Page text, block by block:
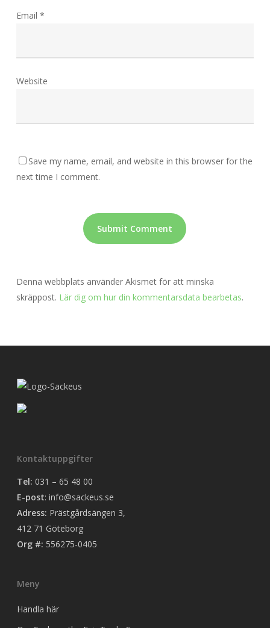
Email *
Website
Save my name, email, and website in this browser for the
next time I comment.
Denna webbplats använder Akismet för att minska
skräppost. Lär dig om hur din kommentarsdata bearbetas.
Kontaktuppgifter
Tel: 031 – 65 48 00
E-post: info@sackeus.se
Adress: Prästgårdsängen 3,
412 71 Göteborg
Org #: 556275-0405
Meny
Handla här